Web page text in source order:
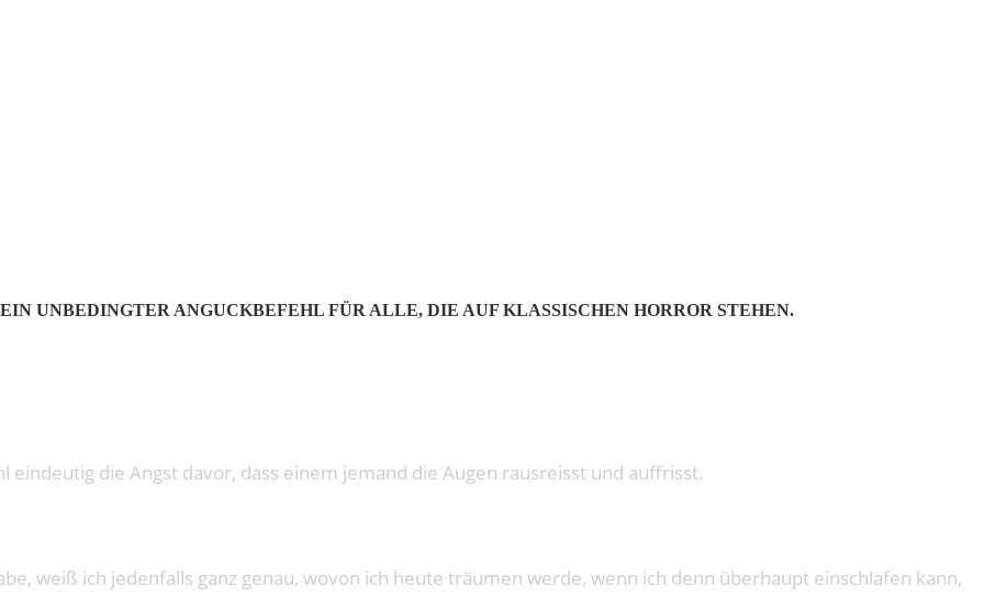
UNBEDINGTER ANGUCKBEFEHL FÜR ALLE, DIE AUF KLASSISCHEN HORROR STEHEN.
die Angst davor, dass einem jemand die Augen rausreisst und auffrisst.
weiß ich jedenfalls ganz genau, wovon ich heute träumen werde, wenn ich denn überhaupt einschlafen kann,